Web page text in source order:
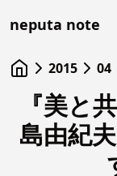
neputa note
2015
04
『美と
島由紀